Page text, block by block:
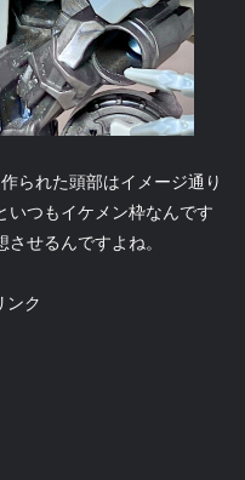
られた頭部はイメージ通り
いつもイケメン枠なんです
せるんですよね。
ンク